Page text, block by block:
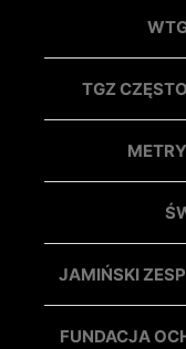
TGZ
JAMIŃSKI
FUNDACJA